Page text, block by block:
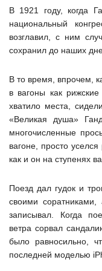
В 1921 году, когда
национальный
возглавил, с ним
сохранил до наших
В то время, впрочем,
в вагоны как
хватило места,
«Великая душа»
многочисленные
вагоне, просто
как и он на ступенях
Поезд дал гудок и
своими соратниками,
записывал. Когда
ветра сорвал
было равносильно,
последней моделью